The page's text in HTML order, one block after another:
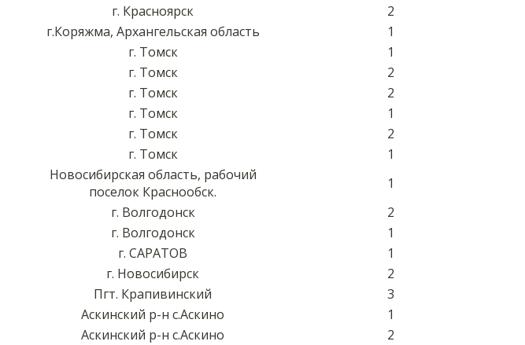
г. Красноярск
2
г.Коряжма, Архангельская область
1
г. Томск
1
г. Томск
2
г. Томск
2
г. Томск
1
г. Томск
2
г. Томск
1
Новосибирская область, рабочий
поселок Краснообск.
1
г. Волгодонск
2
г. Волгодонск
1
г. САРАТОВ
1
г. Новосибирск
2
Пгт. Крапивинский
3
Аскинский р-н с.Аскино
1
Аскинский р-н с.Аскино
2